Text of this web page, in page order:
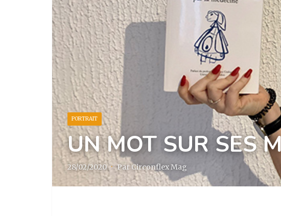
PORTRAIT
UN MOT SUR SES
28/02/2020 · Par Circonflex Mag